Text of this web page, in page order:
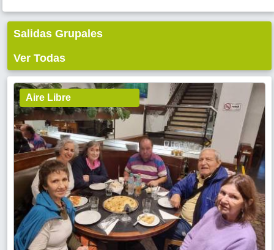
Salidas Grupales
Ver Todas
Aire Libre